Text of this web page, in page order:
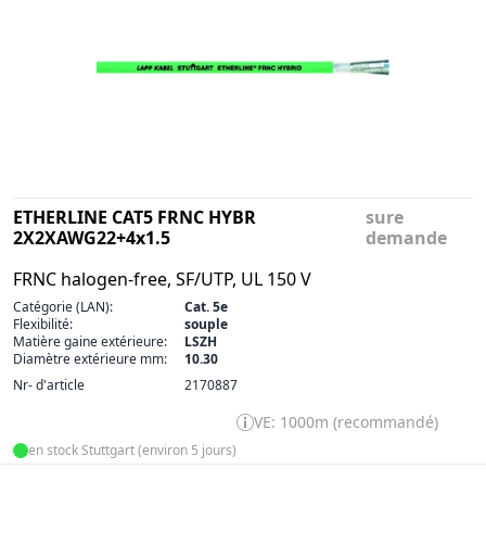
ETHERLINE CAT5 FRNC HYBR
2X2XAWG22+4x1.5
FRNC halogen-free, SF/UTP, UL 150 V
sure
demande
Catégorie (LAN):
Cat. 5e
Flexibilité:
souple
Matière gaine extérieure:
LSZH
Diamètre extérieure mm:
10.30
Nr- d'article
2170887
VE: 1000m (recommandé)
en stock Stuttgart (environ 5 jours)